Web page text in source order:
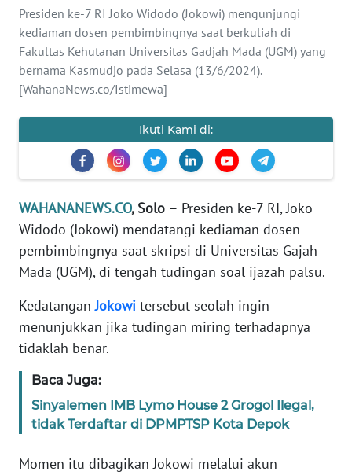
Presiden ke-7 RI Joko Widodo (Jokowi) mengunjungi
kediaman dosen pembimbingnya saat berkuliah di
Fakultas Kehutanan Universitas Gadjah Mada (UGM) yang
bernama Kasmudjo pada Selasa (13/6/2024).
[WahanaNews.co/Istimewa]
Ikuti Kami di:
WAHANANEWS.CO, Solo – Presiden ke-7 RI, Joko
Widodo (Jokowi) mendatangi kediaman dosen
pembimbingnya saat skripsi di Universitas Gajah
Mada (UGM), di tengah tudingan soal ijazah palsu.
KedatanganJokowi tersebut seolah ingin
menunjukkan jika tudingan miring terhadapnya
tidaklah benar.
Baca Juga:
Sinyalemen IMB Lymo House 2 Grogol Ilegal,
tidak Terdaftar di DPMPTSP Kota Depok
Momen itu dibagikan Jokowi melalui akun
PENDIDIKAN
OLAHRAGA
EDITORIAL
INDEKS
BERITA
KAMI
INFO
TENTANG
KAMI
PEDOMAN